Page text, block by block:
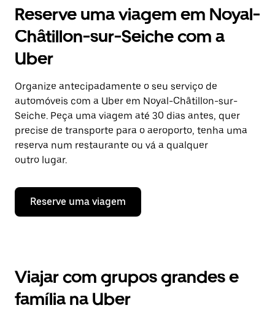
Reserve uma viagem em Noyal-
Châtillon-sur-Seiche com a
Uber
Organize antecipadamente o seu serviço de
automóveis com a Uber em Noyal-Châtillon-sur-
Seiche. Peça uma viagem até 30 dias antes, quer
precise de transporte para o aeroporto, tenha uma
reserva num restaurante ou vá a qualquer
outro lugar.
Reserve uma viagem
Viajar com grupos grandes e
família na Uber